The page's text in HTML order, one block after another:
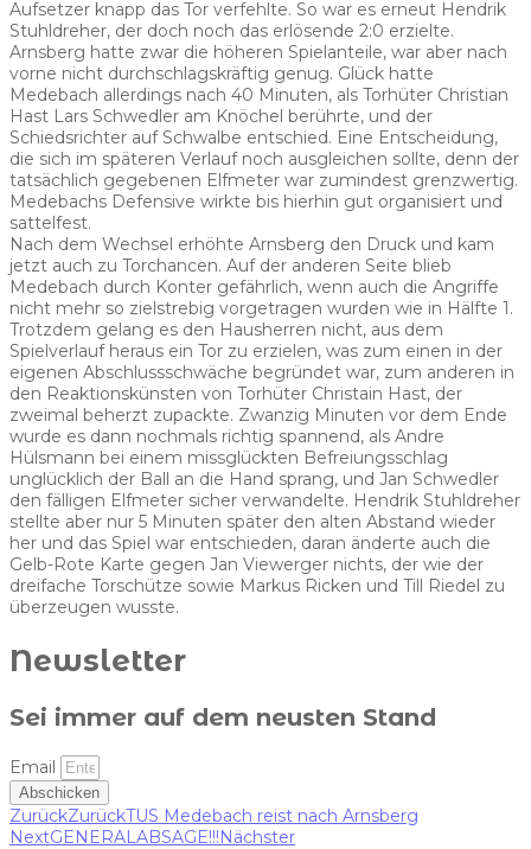
Aufsetzer knapp das Tor verfehlte. So war es erneut Hendrik
Stuhldreher, der doch noch das erlösende 2:0 erzielte.
Arnsberg hatte zwar die höheren Spielanteile, war aber nach
vorne nicht durchschlagskräftig genug. Glück hatte
Medebach allerdings nach 40 Minuten, als Torhüter Christian
Hast Lars Schwedler am Knöchel berührte, und der
Schiedsrichter auf Schwalbe entschied. Eine Entscheidung,
die sich im späteren Verlauf noch ausgleichen sollte, denn der
tatsächlich gegebenen Elfmeter war zumindest grenzwertig.
Medebachs Defensive wirkte bis hierhin gut organisiert und
sattelfest.
Nach dem Wechsel erhöhte Arnsberg den Druck und kam
jetzt auch zu Torchancen. Auf der anderen Seite blieb
Medebach durch Konter gefährlich, wenn auch die Angriffe
nicht mehr so zielstrebig vorgetragen wurden wie in Hälfte 1.
Trotzdem gelang es den Hausherren nicht, aus dem
Spielverlauf heraus ein Tor zu erzielen, was zum einen in der
eigenen Abschlussschwäche begründet war, zum anderen in
den Reaktionskünsten von Torhüter Christain Hast, der
zweimal beherzt zupackte. Zwanzig Minuten vor dem Ende
wurde es dann nochmals richtig spannend, als Andre
Hülsmann bei einem missglückten Befreiungsschlag
unglücklich der Ball an die Hand sprang, und Jan Schwedler
den fälligen Elfmeter sicher verwandelte. Hendrik Stuhldreher
stellte aber nur 5 Minuten später den alten Abstand wieder
her und das Spiel war entschieden, daran änderte auch die
Gelb-Rote Karte gegen Jan Viewerger nichts, der wie der
dreifache Torschütze sowie Markus Ricken und Till Riedel zu
überzeugen wusste.
Newsletter
Sei immer auf dem neusten Stand
Email
Abschicken
ZurückZurückTUS Medebach reist nach Arnsberg
NextGENERALABSAGE!!!Nächster